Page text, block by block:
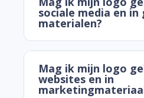
sociale media en
materialen?
Mag ik mijn logo
websites en in